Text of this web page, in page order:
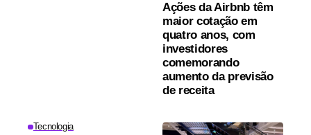
Ações da Airbnb têm
maior cotação em
quatro anos, com
investidores
comemorando
aumento da previsão
de receita
Tecnologia